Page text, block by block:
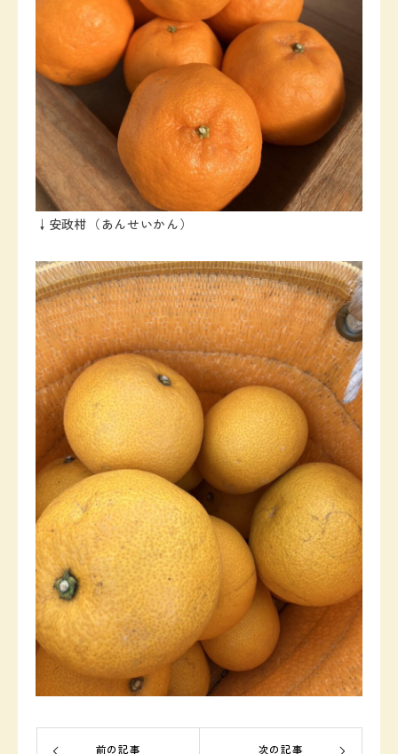
↓安政柑（あんせいかん）
前の記事 次の記事